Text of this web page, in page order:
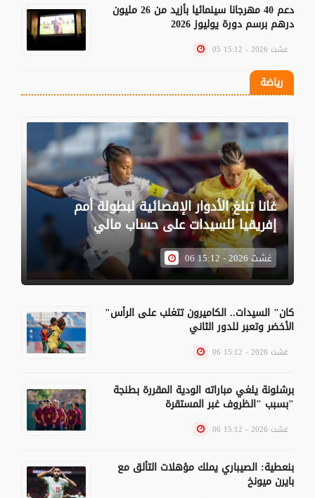
دعم 40 مهرجانا سينمائيا بأزيد من 26 مليون
درهم برسم دورة يوليوز 2026
05 غشت 2026 - 15:12
رياضة
غانا تبلغ الأدوار الإقصائية لبطولة أمم
إفريقيا للسيدات على حساب مالي
06 غشت 2026 - 15:12
"كان" السيدات.. الكاميرون تتغلب على الرأس
الأخضر وتعبر للدور الثاني
06 غشت 2026 - 15:12
برشلونة يلغي مباراته الودية المقررة بطنجة
بسبب "الظروف غبر المستقرة"
06 غشت 2026 - 15:12
بنعطية: الصيباري يملك مؤهلات التألق مع
بايرن ميونخ